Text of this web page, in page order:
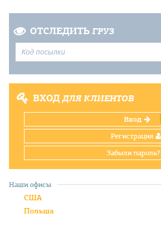
ОТСЛЕДИТЬ ГРУЗ
ВХОДДЛЯ КЛИЕНТОВ
Вход
Регистрация
Забыли пароль?
Наши офисы
США
Польша